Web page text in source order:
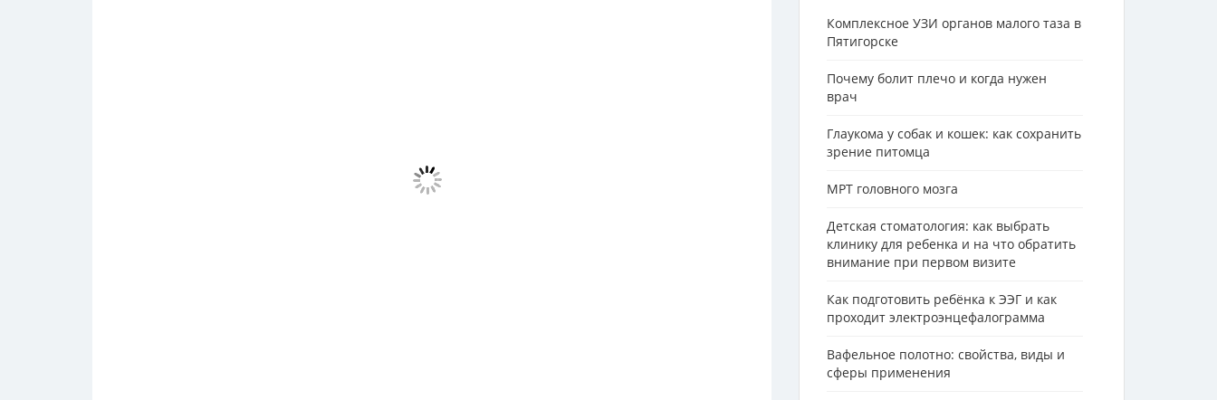
Комплексное УЗИ органов малого таза в
Пятигорске
Почему болит плечо и когда нужен
врач
Глаукома у собак и кошек: как сохранить
зрение питомца
МРТ головного мозга
Детская стоматология: как выбрать
клинику для ребенка и на что обратить
внимание при первом визите
Как подготовить ребёнка к ЭЭГ и как
проходит электроэнцефалограмма
Вафельное полотно: свойства, виды и
сферы применения